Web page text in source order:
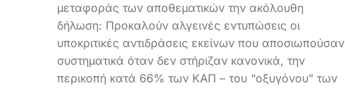
μεταφοράς των αποθεματικών την ακόλουθη
δήλωση: Προκαλούν αλγεινές εντυπώσεις οι
υποκριτικές αντιδράσεις εκείνων που αποσιωπούσαν
συστηματικά όταν δεν στήριζαν κανονικά, την
περικοπή κατά 66% των ΚΑΠ – του “οξυγόνου” των